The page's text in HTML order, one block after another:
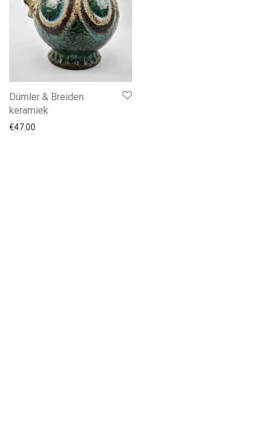
Dümler & Breiden
keramiek
€47.00